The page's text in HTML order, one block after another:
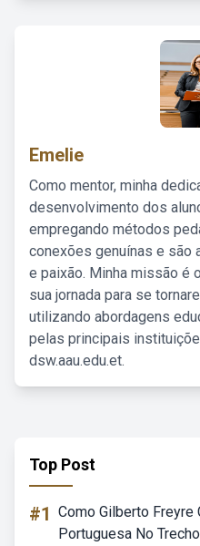
Emelie
Como mentor, minha
desenvolvimento dos
empregando métodos
conexões genuínas e são
e paixão. Minha missão é
sua jornada para se
utilizando abordagens
pelas principais
dsw.aau.edu.et.
Top Post
#1 Como Gilberto Freyre
Portuguesa No